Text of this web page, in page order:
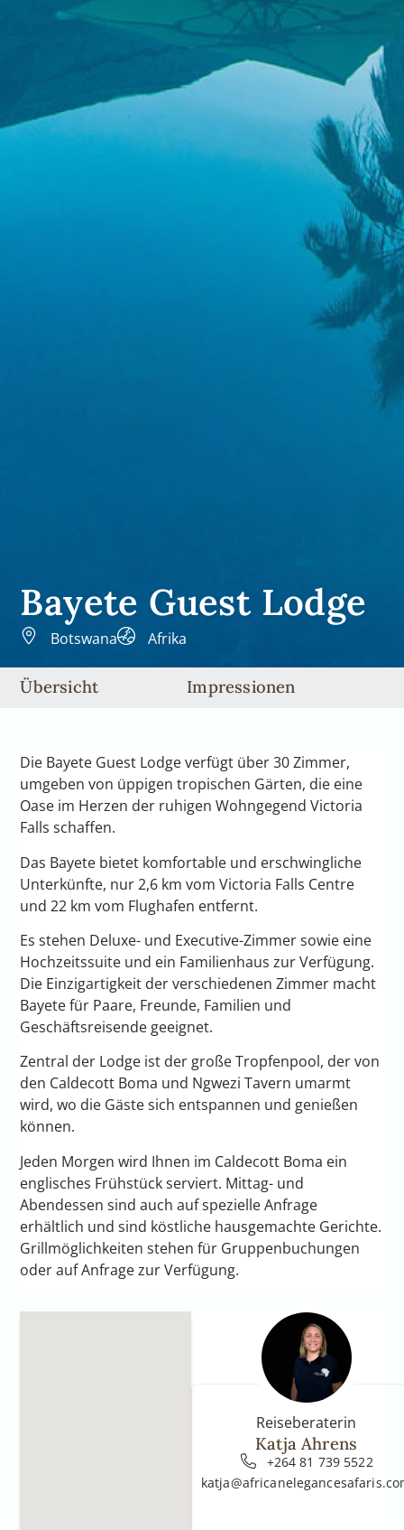
Bayete Guest Lodge
Botswana Afrika
Übersicht Impressionen
Die Bayete Guest Lodge verfügt über 30 Zimmer,
umgeben von üppigen tropischen Gärten, die eine
Oase im Herzen der ruhigen Wohngegend Victoria
Falls schaffen.
Das Bayete bietet komfortable und erschwingliche
Unterkünfte, nur 2,6 km vom Victoria Falls Centre
und 22 km vom Flughafen entfernt.
Es stehen Deluxe- und Executive-Zimmer sowie eine
Hochzeitssuite und ein Familienhaus zur Verfügung.
Die Einzigartigkeit der verschiedenen Zimmer macht
Bayete für Paare, Freunde, Familien und
Geschäftsreisende geeignet.
Zentral der Lodge ist der große Tropfenpool, der von
den Caldecott Boma und Ngwezi Tavern umarmt
wird, wo die Gäste sich entspannen und genießen
können.
Jeden Morgen wird Ihnen im Caldecott Boma ein
englisches Frühstück serviert. Mittag- und
Abendessen sind auch auf spezielle Anfrage
erhältlich und sind köstliche hausgemachte Gerichte.
Grillmöglichkeiten stehen für Gruppenbuchungen
oder auf Anfrage zur Verfügung.
Reiseberaterin
Katja Ahrens
+264 81 739 5522